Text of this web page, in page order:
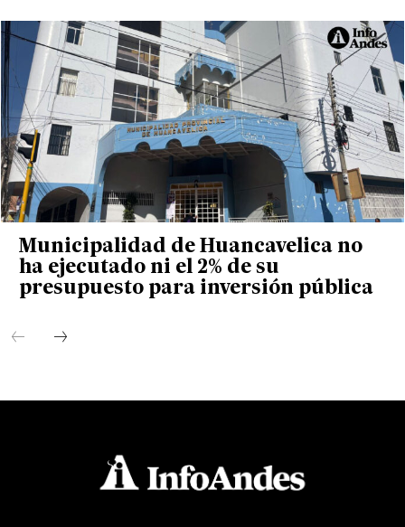
Municipalidad de Huancavelica no
ha ejecutado ni el 2% de su
presupuesto para inversión pública